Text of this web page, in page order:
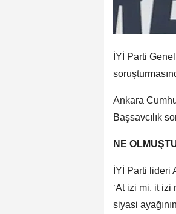
İYİ Parti
Ankara
Başsavcılık
NE
İYİ Parti lideri
‘At izi mi, it izi
siyasi